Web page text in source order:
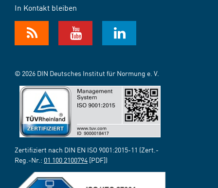
In Kontakt bleiben
© 2026 DIN Deutsches Institut für Normung e. V.
Zertifiziert nach DIN EN ISO 9001:2015-11 (Zert.-
Reg.-Nr.: 01 100 2100794 [PDF])